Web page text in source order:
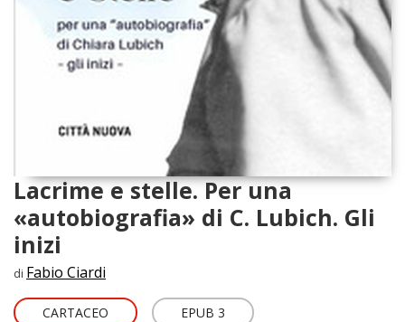
Lacrime e stelle. Per una
«autobiografia» di C. Lubich. Gli
inizi
di Fabio Ciardi
CARTACEO EPUB 3